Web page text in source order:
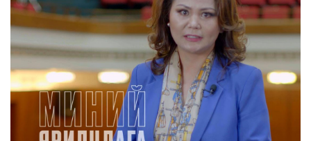
Улаанбаатарт өдөртөө 30 хэм дулаан
2026/08/07
Шатахууны нөөцийг нэмэгдүүлэх,